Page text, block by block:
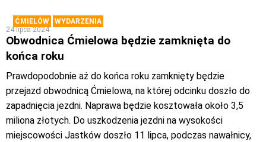
ĆMIELÓW
WYDARZENIA
24 lipca 2024
Obwodnica Ćmielowa będzie zamknięta do
końca roku
Prawdopodobnie aż do końca roku zamknięty będzie
przejazd obwodnicą Ćmielowa, na której odcinku doszło do
zapadnięcia jezdni. Naprawa będzie kosztowała około 3,5
miliona złotych. Do uszkodzenia jezdni na wysokości
miejscowości Jastków doszło 11 lipca, podczas nawałnicy,